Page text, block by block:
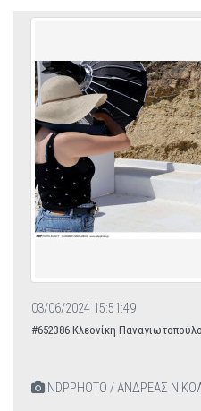
03/06/2024 15:51:49
#652386 Κλεονίκη
NDPPHOTO / ΑΝΔΡΕΑΣ